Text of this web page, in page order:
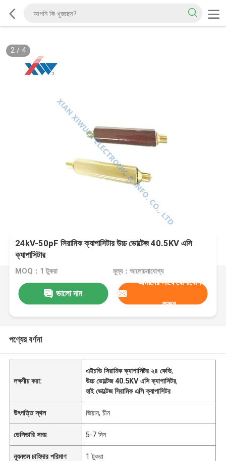
2/ 4
24kV-50pF সিরামিক ক্যাপাসিটার উচ্চ ভোল্টেজ 40.5KV এসি
ক্যাপাসিটার
MOQ：1 টুকরা মূল্য：আলোচনাযোগ্য
ভালো দাম
আমাদের সাথে যোগাযোগ
করুন
পণ্যের বর্ণনা
লক্ষণীয় করা:
এইচভি সিরামিক ক্যাপাসিটর ২৪ কেভি,
উচ্চ ভোল্টেজ 40.5KV এসি ক্যাপাসিটর,
হাই ভোল্টেজ সিরামিক এসি ক্যাপাসিটর
উৎপত্তি স্থল জিয়ান, চীন
ডেলিভারি সময় 5-7 দিন
ন্যূনতম চাহিদার পরিমাণ 1 টুকরা